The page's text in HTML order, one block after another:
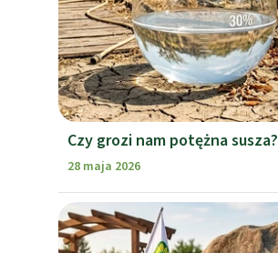
Czy grozi nam potężna susza?
28 maja 2026